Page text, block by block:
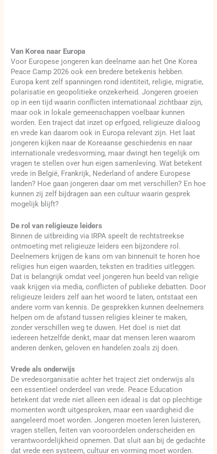
Van Korea naar Europa
Voor Europese jongeren kan deelname aan het One Korea
Peace Camp 2026 ook een bredere betekenis hebben.
Europa kent zelf spanningen rond identiteit, religie, migratie,
polarisatie en geopolitieke onzekerheid. Jongeren groeien
op in een tijd waarin conflicten internationaal zichtbaar zijn,
maar ook in lokale gemeenschappen voelbaar kunnen
worden. Een traject dat inzet op erfgoed, religieuze dialoog
en vrede kan daarom ook in Europa relevant zijn. Het laat
jongeren kijken naar de Koreaanse geschiedenis en naar
internationale vredesvorming, maar dwingt hen tegelijk om
vragen te stellen over hun eigen samenleving. Wat betekent
vrede in België, Frankrijk, Nederland of andere Europese
landen? Hoe gaan jongeren daar om met verschillen? En hoe
kunnen zij zelf bijdragen aan een cultuur waarin gesprek
mogelijk blijft?
De rol van religieuze leiders
Binnen de uitbreiding via IRPA speelt de rechtstreekse
ontmoeting met religieuze leiders een bijzondere rol.
Deelnemers krijgen de kans om van binnenuit te horen hoe
religies hun eigen waarden, teksten en tradities uitleggen.
Dat is belangrijk omdat veel jongeren hun beeld van religie
vaak krijgen via media, conflicten of publieke debatten. Door
religieuze leiders zelf aan het woord te laten, ontstaat een
andere vorm van kennis. De gesprekken kunnen deelnemers
helpen om de afstand tussen religies kleiner te maken,
zonder verschillen weg te duwen. Het doel is niet dat
iedereen hetzelfde denkt, maar dat mensen leren waarom
anderen denken, geloven en handelen zoals zij doen.
Vrede als onderwijs
De vredesorganisatie achter het traject ziet onderwijs als
een essentieel onderdeel van vrede. Peace Education
betekent dat vrede niet alleen een ideaal is dat op plechtige
momenten wordt uitgesproken, maar een vaardigheid die
aangeleerd moet worden. Jongeren moeten leren luisteren,
vragen stellen, feiten van vooroordelen onderscheiden en
verantwoordelijkheid opnemen. Dat sluit aan bij de gedachte
dat vrede een systeem, cultuur en vorming moet worden.